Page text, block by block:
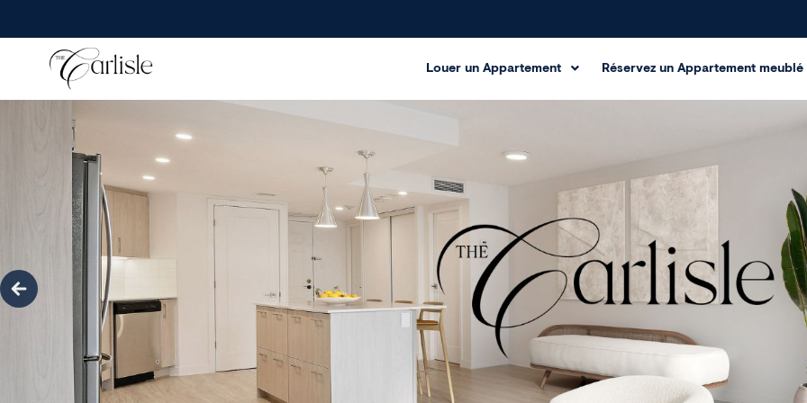
Louer un Appartement Réservez un Appartement meublé
Précédent